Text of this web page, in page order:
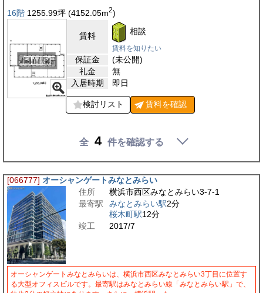
16階 1255.99坪 (4152.05m2)
賃料 相談
賃料を知りたい
保証金
(未公開)
礼金
無
入居時期
即日
検討リスト 賃料を確認
全 4 件を確認する
[066777] オーシャンゲートみなとみらい
住所
横浜市西区みなとみらい3-7-1
最寄駅
みなとみらい駅2分
桜木町駅12分
竣工
2017/7
オーシャンゲートみなとみらいは、横浜市西区みなとみらい3丁目に位置す
る大型オフィスビルです。最寄駅はみなとみらい線「みなとみらい駅」で、